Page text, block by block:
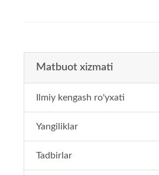
Matbuot xizmati
Ilmiy kengash ro'yxati
Yangiliklar
Tadbirlar